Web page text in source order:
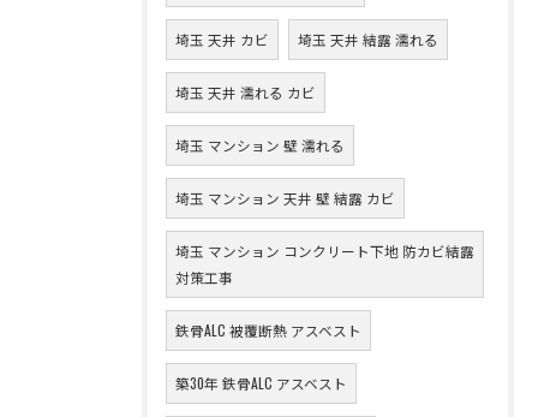
埼玉 天井 カビ 埼玉 天井 結露 濡れる
埼玉 天井 濡れる カビ
埼玉 マンション 壁 濡れる
埼玉 マンション 天井 壁 結露 カビ
埼玉 マンション コンクリート下地 防カビ結露
対策工事
鉄骨ALC 被覆断熱 アスベスト
築30年 鉄骨ALC アスベスト